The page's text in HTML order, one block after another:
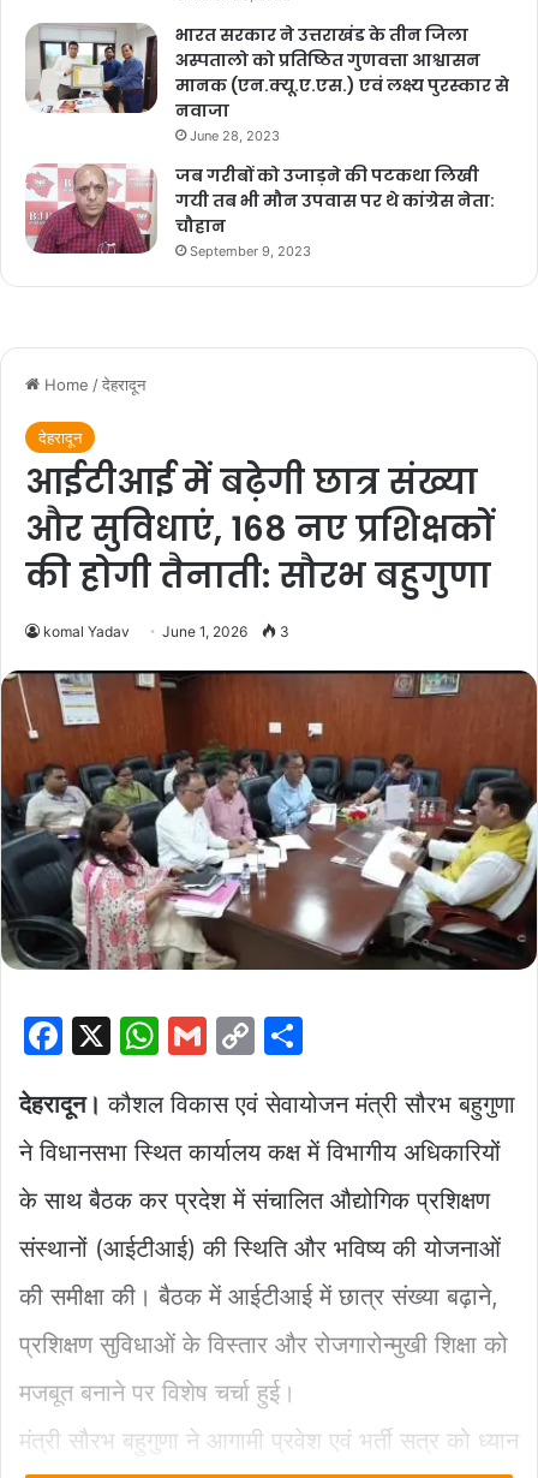
भारत सरकार ने उत्तराखंड के तीन जिला
अस्पतालो को प्रतिष्ठित गुणवत्ता आश्वासन
मानक (एन.क्यू.ए.एस.) एवं लक्ष्य पुरस्कार से
नवाजा
June 28, 2023
जब गरीबों को उजाड़ने की पटकथा लिखी
गयी तब भी मौन उपवास पर थे कांग्रेस नेता:
चौहान
September 9, 2023